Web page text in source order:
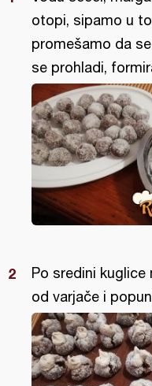
otopi, sipamo u
promešamo da
se prohladi,
Po sredini
od varjače i